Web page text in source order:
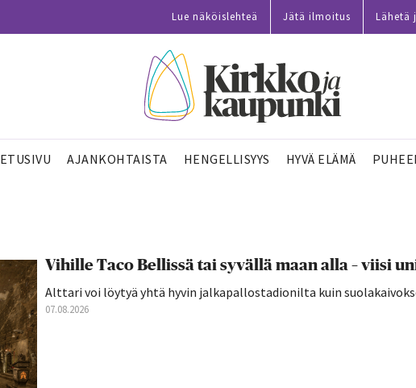
Lue näköislehteä Jätä ilmoitus Lähetä
ETUSIVU AJANKOHTAISTA HENGELLISYYS HYVÄ ELÄMÄ
Vihille Taco Bellissä tai syvällä maan alla – viisi
Alttari voi löytyä yhtä hyvin jalkapallostadionilta kuin
07.08.2026